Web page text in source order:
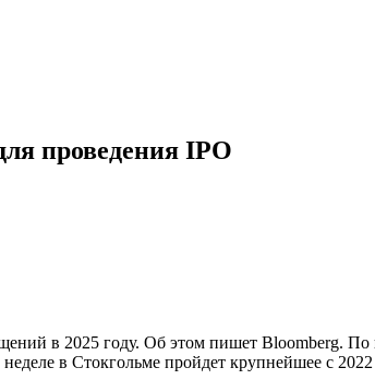
проведения IPO
в 2025 году. Об этом пишет Bloomberg. По
в Стокгольме пройдет крупнейшее с